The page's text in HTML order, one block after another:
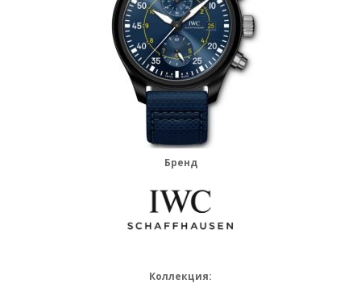
Бренд
Коллекция: